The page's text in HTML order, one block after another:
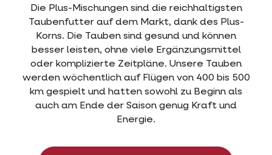
Die Plus-Mischungen sind die reichhaltigsten
Taubenfutter auf dem Markt, dank des Plus-
Korns. Die Tauben sind gesund und können
besser leisten, ohne viele Ergänzungsmittel
oder komplizierte Zeitpläne. Unsere Tauben
werden wöchentlich auf Flügen von 400 bis 500
km gespielt und hatten sowohl zu Beginn als
auch am Ende der Saison genug Kraft und
Energie.